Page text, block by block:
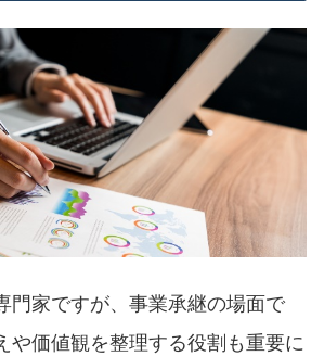
門家ですが、事業承継の場面で
や価値観を整理する役割も重要に